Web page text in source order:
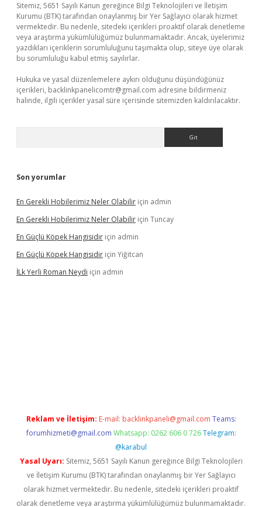
Sitemiz, 5651 Sayılı Kanun gereğince Bilgi Teknolojileri ve İletişim
Kurumu (BTK) tarafından onaylanmış bir Yer Sağlayıcı olarak hizmet
vermektedir. Bu nedenle, sitedeki içerikleri proaktif olarak denetleme
veya araştırma yükümlülüğümüz bulunmamaktadır. Ancak, üyelerimiz
yazdıkları içeriklerin sorumluluğunu taşımakta olup, siteye üye olarak
bu sorumluluğu kabul etmiş sayılırlar.
Hukuka ve yasal düzenlemelere aykırı olduğunu düşündüğünüz
içerikleri, backlinkpanelicomtr@gmail.com adresine bildirmeniz
halinde, ilgili içerikler yasal süre içerisinde sitemizden kaldırılacaktır.
Son yorumlar
En Gerekli Hobilerimiz Neler Olabilir için admin
En Gerekli Hobilerimiz Neler Olabilir için Tuncay
En Güçlü Köpek Hangisidir için admin
En Güçlü Köpek Hangisidir için Yiğitcan
İLk Yerli Roman Neydi için admin
Reklam ve İletişim: E-mail: backlinkpaneli@gmail.com Teams:
forumhizmeti@gmail.com Whatsapp: 0262 606 0 726 Telegram:
@karabul
Yasal Uyarı: Sitemiz, 5651 Sayılı Kanun gereğince Bilgi Teknolojileri
ve İletişim Kurumu (BTK) tarafından onaylanmış bir Yer Sağlayıcı
olarak hizmet vermektedir. Bu nedenle, sitedeki içerikleri proaktif
olarak denetleme veya araştırma yükümlülüğümüz bulunmamaktadır.